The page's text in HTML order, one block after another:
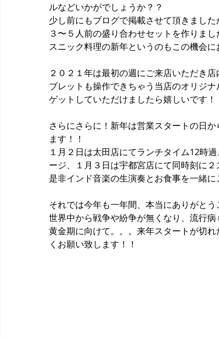
ルなどいかがでしょうか？？
少し前にもブログで掲載させて頂きまし
３〜５人前の盛り合わせセットを作りま
スニック料理の新年というのもこの機会
２０２１年は最初の週にご来店いただき
ブレットも操作できちゃう当店のオリジ
ゲットしていただけましたら嬉しいです！
さらにさらに！新年は営業スタートの日
ます！！
１月２日は太田店にてランチタイム12時
ージ、１月３日は宇都宮店にて同時刻に
是非インド音楽の生演奏とお食事を一緒
それでは今年も一年間、本当にありがと
世界中から戦争や紛争が無くなり、流行
黄金期に向けて。。。来年スタートが切
くお願い致します！！